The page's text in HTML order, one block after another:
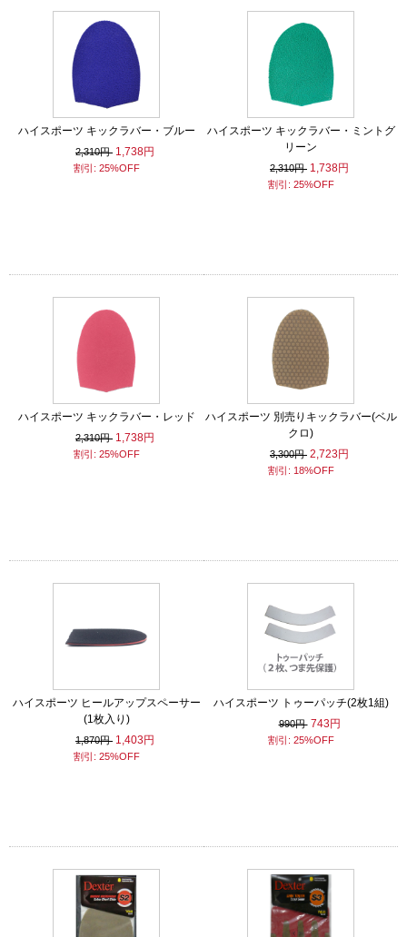
ハイスポーツ キックラバー・ブルー
2,310円 1,738円
割引: 25%OFF
ハイスポーツ キックラバー・ミントグ
リーン
2,310円 1,738円
割引: 25%OFF
ハイスポーツ キックラバー・レッド
2,310円 1,738円
割引: 25%OFF
ハイスポーツ 別売りキックラバー(ベル
クロ)
3,300円 2,723円
割引: 18%OFF
ハイスポーツ ヒールアップスペーサー
(1枚入り)
1,870円 1,403円
割引: 25%OFF
ハイスポーツ トゥーパッチ(2枚1組)
990円 743円
割引: 25%OFF